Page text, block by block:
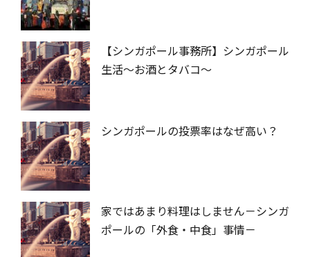
【シンガポール事務所】シンガポール
生活～お酒とタバコ～
シンガポールの投票率はなぜ高い？
家ではあまり料理はしません－シンガ
ポールの「外食・中食」事情－